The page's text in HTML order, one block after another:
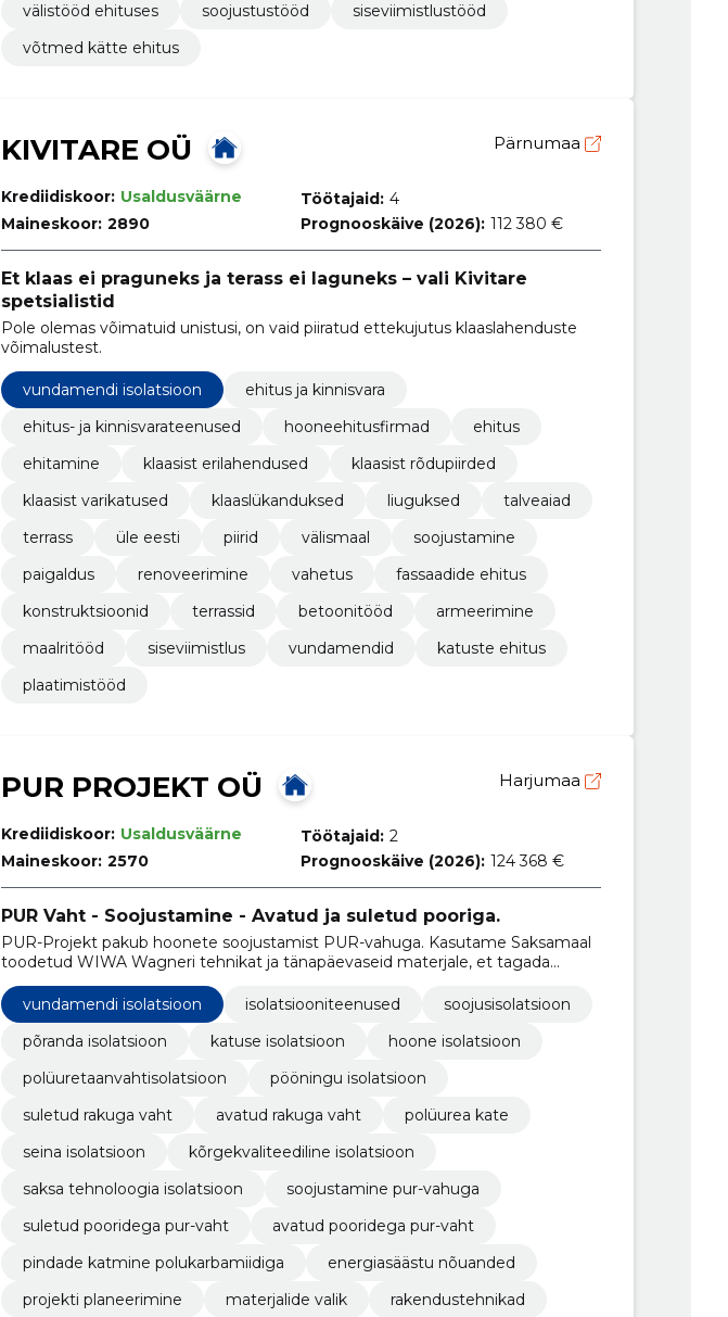
välistööd ehituses
soojustustööd
siseviimistlustööd
võtmed kätte ehitus
KIVITARE OÜ Pärnumaa
Krediidiskoor: Usaldusväärne
Maineskoor: 2890
Töötajaid: 4
Prognooskäive (2026): 112 380 €
Et klaas ei praguneks ja terass ei laguneks – vali Kivitare
spetsialistid
Pole olemas võimatuid unistusi, on vaid piiratud ettekujutus klaaslahenduste
võimalustest.
vundamendi isolatsioon
ehitus ja kinnisvara
ehitus- ja kinnisvarateenused
hooneehitusfirmad
ehitus
ehitamine
klaasist erilahendused
klaasist rõdupiirded
klaasist varikatused
klaaslükanduksed liuguksed
talveaiad
terrass
üle eesti piirid välismaal
soojustamine
paigaldus
renoveerimine vahetus
fassaadide ehitus
konstruktsioonid
terrassid betoonitööd
armeerimine
maalritööd
siseviimistlus vundamendid
katuste ehitus
plaatimistööd
PUR PROJEKT OÜ Harjumaa
Krediidiskoor: Usaldusväärne
Maineskoor: 2570
Töötajaid: 2
Prognooskäive (2026): 124 368 €
PUR Vaht - Soojustamine - Avatud ja suletud pooriga.
PUR-Projekt pakub hoonete soojustamist PUR-vahuga. Kasutame Saksamaal
toodetud WIWA Wagneri tehnikat ja tänapäevaseid materjale, et tagada
kvaliteetne ja kauakestev tulemus igas Eesti nurgas.
vundamendi isolatsioon
isolatsiooniteenused
soojusisolatsioon
põranda isolatsioon
katuse isolatsioon
hoone isolatsioon
polüuretaanvahtisolatsioon
pööningu isolatsioon
suletud rakuga vaht
avatud rakuga vaht
polüurea kate
seina isolatsioon
kõrgekvaliteediline isolatsioon
saksa tehnoloogia isolatsioon
soojustamine pur-vahuga
suletud pooridega pur-vaht
avatud pooridega pur-vaht
pindade katmine polukarbamiidiga
energiasäästu nõuanded
projekti planeerimine
materjalide valik rakendustehnikad